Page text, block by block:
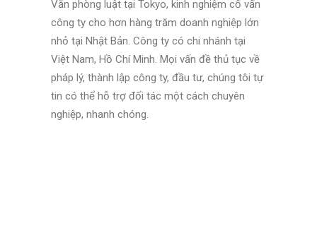
Văn phòng luật tại Tokyo, kinh nghiệm cố vấn
công ty cho hơn hàng trăm doanh nghiệp lớn
nhỏ tại Nhật Bản. Công ty có chi nhánh tại
Việt Nam, Hồ Chí Minh. Mọi vấn đề thủ tục về
pháp lý, thành lập công ty, đầu tư, chúng tôi tự
tin có thể hỗ trợ đối tác một cách chuyên
nghiệp, nhanh chóng.